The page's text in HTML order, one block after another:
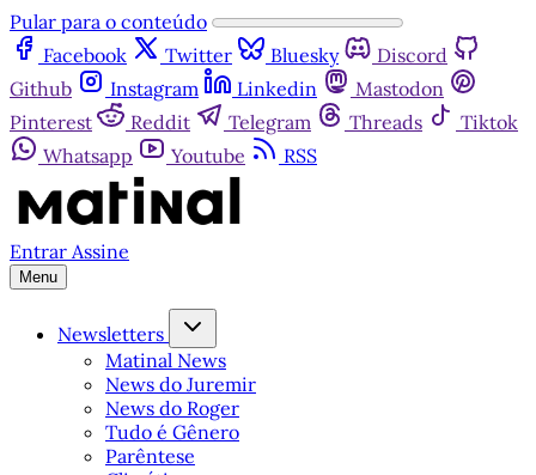
Pular para o conteúdo
Facebook
Twitter Bluesky
Discord
Github
Instagram Linkedin
Mastodon
Pinterest
Reddit Telegram Threads
Tiktok
Whatsapp
Youtube RSS
Entrar Assine
Menu
Newsletters
Matinal News
News do Juremir
News do Roger
Tudo é Gênero
Parêntese